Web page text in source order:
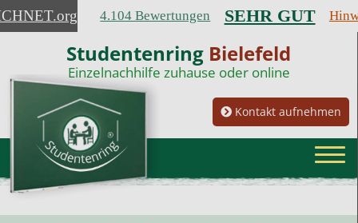
.org 4.104 Bewertungen SEHR GUT
Studentenring Bielefeld
Einzelnachhilfe zuhause oder online
Kontakt aufnehmen